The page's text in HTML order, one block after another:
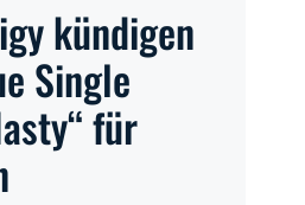
kündigen
Single
für